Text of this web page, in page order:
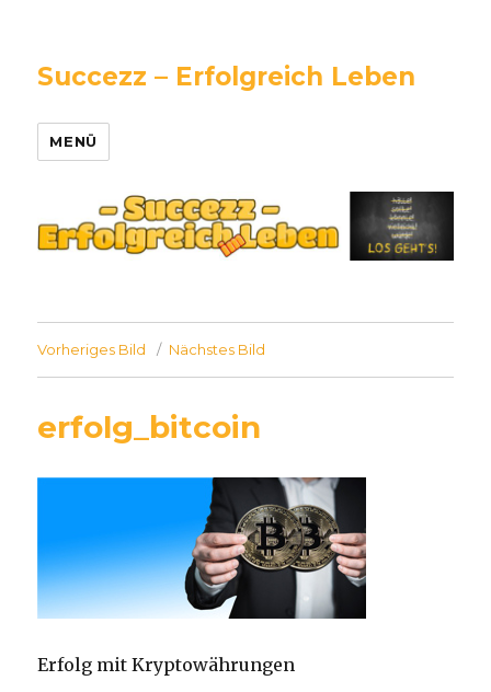
Succezz – Erfolgreich Leben
MENÜ
Vorheriges Bild Nächstes Bild
erfolg_bitcoin
Erfolg mit Kryptowährungen